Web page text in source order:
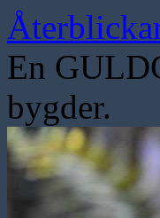
Hoppa
till
innehåll
En
bygder.